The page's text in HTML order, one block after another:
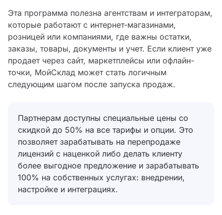
Эта программа полезна агентствам и интеграторам,
которые работают с интернет-магазинами,
розницей или компаниями, где важны остатки,
заказы, товары, документы и учет. Если клиент уже
продает через сайт, маркетплейсы или офлайн-
точки, МойСклад может стать логичным
следующим шагом после запуска продаж.
Партнерам доступны специальные цены со
скидкой до 50% на все тарифы и опции. Это
позволяет зарабатывать на перепродаже
лицензий с наценкой либо делать клиенту
более выгодное предложение и зарабатывать
100% на собственных услугах: внедрении,
настройке и интеграциях.